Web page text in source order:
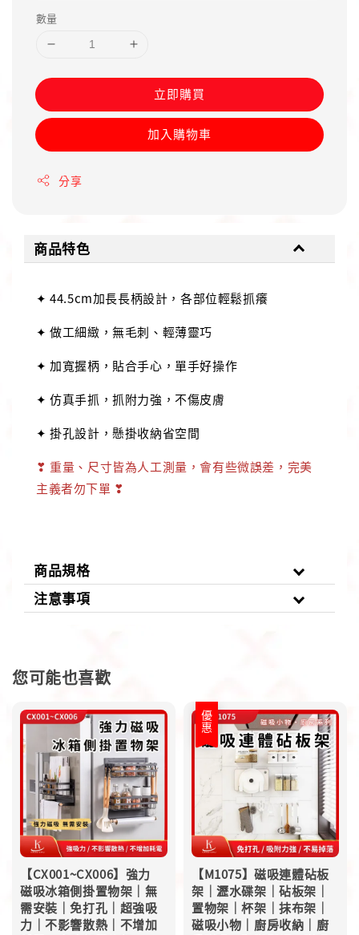
數量
立即購買
加入購物車
分享
商品特色
✦ 44.5cm加長長柄設計，各部位輕鬆抓癢
✦ 做工細緻，無毛刺、輕薄靈巧
✦ 加寬握柄，貼合手心，單手好操作
✦ 仿真手抓，抓附力強，不傷皮膚
✦ 掛孔設計，懸掛收納省空間
❣ 重量、尺寸皆為人工測量，會有些微誤差，完美
主義者勿下單 ❣
商品規格
注意事項
您可能也喜歡
【CX001~CX006】強力
磁吸冰箱側掛置物架｜無
需安裝｜免打孔｜超強吸
力｜不影響散熱｜不增加
優惠
【M1075】磁吸連體砧板
架｜瀝水碟架｜砧板架｜
置物架｜杯架｜抹布架｜
磁吸小物｜廚房收納｜廚